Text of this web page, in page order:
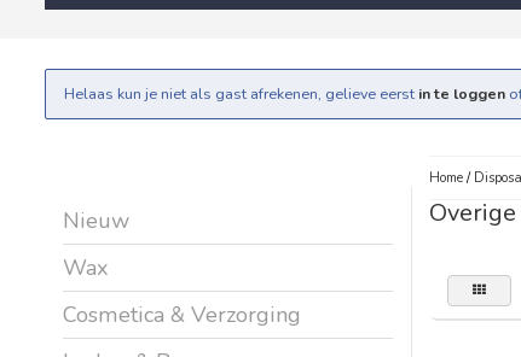
Helaas kun je niet als gast afrekenen, gelieve eerst in te loggen
Nieuw
Wax
Cosmetica & Verzorging
Home/